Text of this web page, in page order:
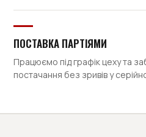
ПОСТАВКА ПАРТІЯМИ
Працюємо під графік цеху та
постачання без зривів у